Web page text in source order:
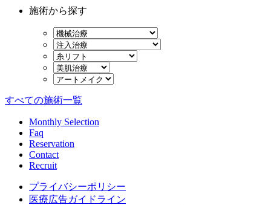
施術から探す
すべての施術一覧
Monthly Selection
Faq
Reservation
Contact
Recruit
プライバシーポリシー
医療広告ガイドライン